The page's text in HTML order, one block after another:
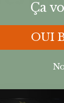
Ça
OUI